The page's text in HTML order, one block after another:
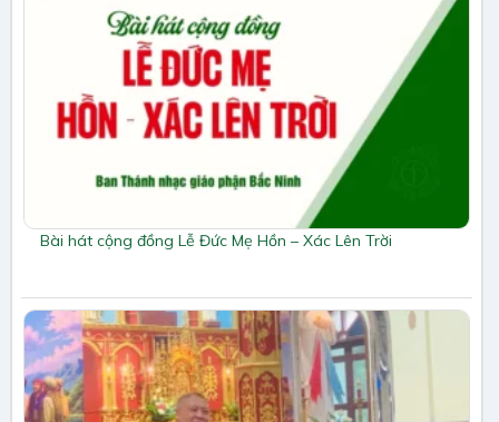
Bài hát cộng đồng Lễ Đức Mẹ Hồn – Xác Lên Trời